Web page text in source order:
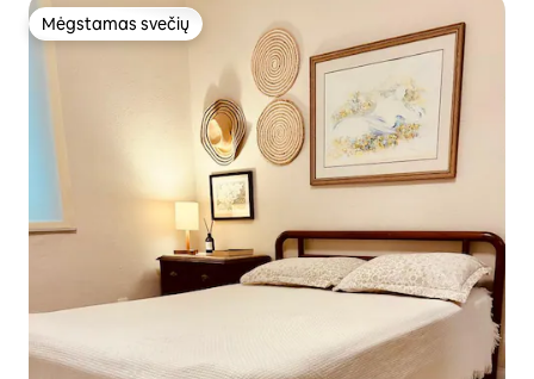
Mėgstamas svečių
Mėgstamas svečių